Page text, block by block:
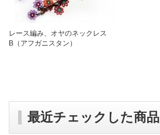
レース編み、オヤのネックレス
B（アフガニスタン）
最近チェックした商品